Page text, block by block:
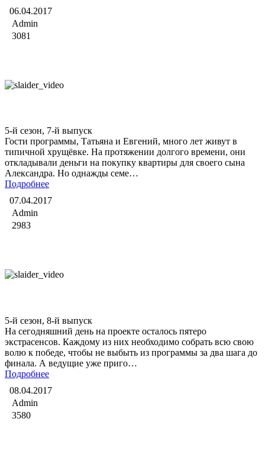
06.04.2017
Admin
3081
5-й сезон, 7-й выпуск
Гости программы, Татьяна и Евгений, много лет живут в
типичной хрущёвке. На протяжении долгого времени, они
откладывали деньги на покупку квартиры для своего сына
Александра. Но однажды семе…
Подробнее
07.04.2017
Admin
2983
5-й сезон, 8-й выпуск
На сегодняшний день на проекте осталось пятеро
экстрасенсов. Каждому из них необходимо собрать всю свою
волю к победе, чтобы не выбыть из программы за два шага до
финала. А ведущие уже приго…
Подробнее
08.04.2017
Admin
3580